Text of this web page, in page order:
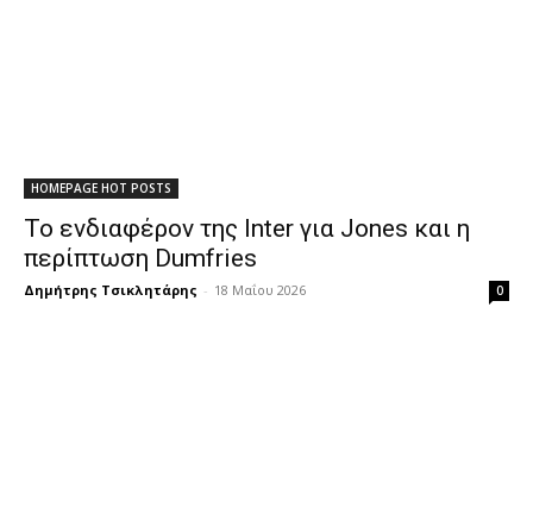
HOMEPAGE HOT POSTS
Το ενδιαφέρον της Inter για Jones και η
περίπτωση Dumfries
Δημήτρης Τσικλητάρης - 18 Μαΐου 2026 0